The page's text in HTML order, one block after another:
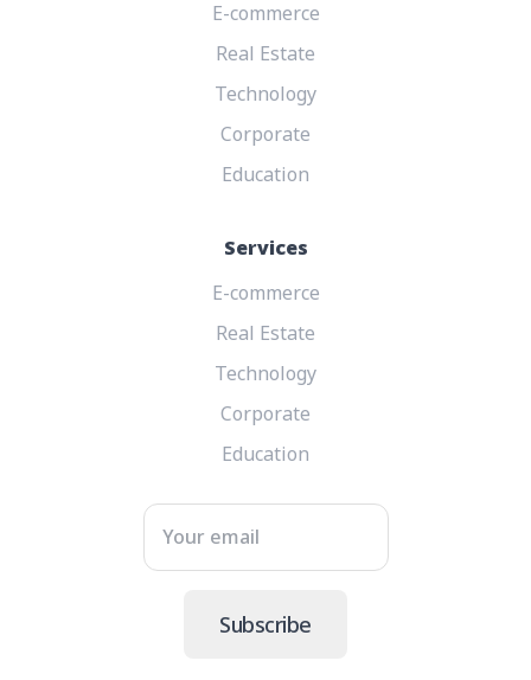
E-commerce
Real Estate
Technology
Corporate
Education
Services
E-commerce
Real Estate
Technology
Corporate
Education